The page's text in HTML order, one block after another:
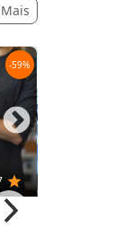
-59%
star